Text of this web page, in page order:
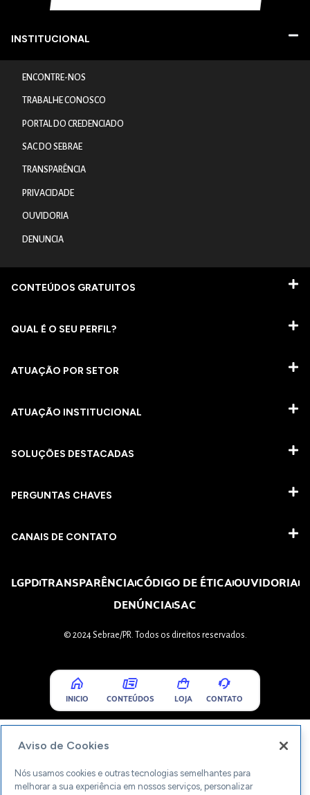
INSTITUCIONAL
ENCONTRE-NOS
TRABALHE CONOSCO
PORTAL DO CREDENCIADO
SAC DO SEBRAE
TRANSPARÊNCIA
PRIVACIDADE
OUVIDORIA
DENUNCIA
CONTEÚDOS GRATUITOS
QUAL É O SEU PERFIL?
ATUAÇÃO POR SETOR
ATUAÇÃO INSTITUCIONAL
SOLUÇÕES DESTACADAS
PERGUNTAS CHAVES​
CANAIS DE CONTATO
LGPDTRANSPARÊNCIACÓDIGO DE ÉTICAOUVIDORIA
DENÚNCIASAC
© 2024 Sebrae/PR. Todos os direitos reservados.
INICIO CONTEÚDOS LOJA CONTATO
Aviso de Cookies
Nós usamos cookies e outras tecnologias semelhantes para
melhorar a sua experiência em nossos serviços, personalizar